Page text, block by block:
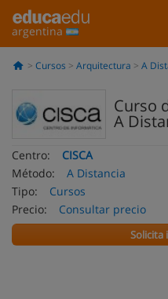
argentina
Cursos Arquitectura A
Curso
A
Centro:
CISCA
Método:
A Distancia
Tipo:
Cursos
Precio:
Consultar precio
Solicita